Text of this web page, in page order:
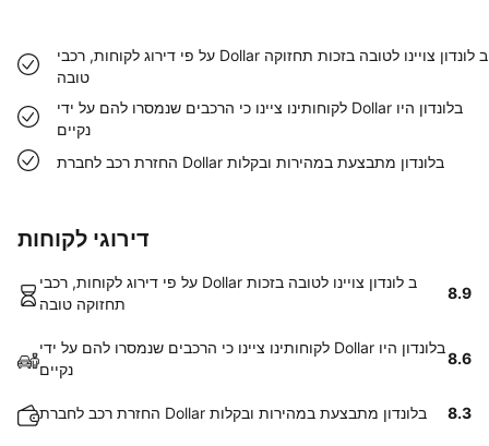
על פי דירוג לקוחות, רכבי Dollar ב לונדון צויינו לטובה בזכות תחזוקה
טובה
לקוחותינו ציינו כי הרכבים שנמסרו להם על ידי Dollar בלונדון היו
נקיים
החזרת רכב לחברת Dollar בלונדון מתבצעת במהירות ובקלות
דירוגי לקוחות
על פי דירוג לקוחות, רכבי Dollar ב לונדון צויינו לטובה בזכות
תחזוקה טובה
8.9
לקוחותינו ציינו כי הרכבים שנמסרו להם על ידי Dollar בלונדון היו
נקיים
8.6
החזרת רכב לחברת Dollar בלונדון מתבצעת במהירות ובקלות 8.3